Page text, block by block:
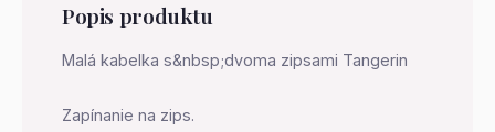
Popis produktu
Malá kabelka s&nbsp;dvoma zipsami Tangerin
Zapínanie na zips.